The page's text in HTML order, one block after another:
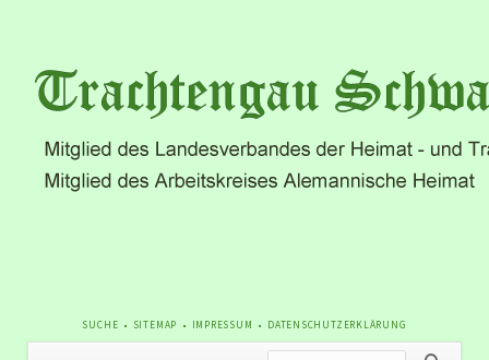
NAVIGATION
SUCHE SITEMAP IMPRESSUM DATENSCHUTZERKLÄRUNG